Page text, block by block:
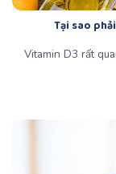
Tại sao
Vitamin D3 rất